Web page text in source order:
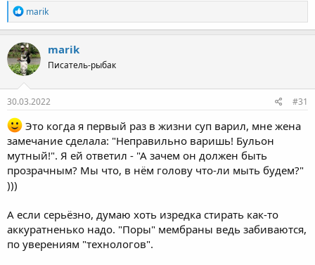
Р
е
а
к
ц
и
и
:
marik
marik
Писатель-рыбак
30.03.2022 #31
Это когда я первый раз в жизни суп варил, мне жена
замечание сделала: "Неправильно варишь! Бульон
мутный!". Я ей ответил - "А зачем он должен быть
прозрачным? Мы что, в нём голову что-ли мыть будем?"
)))
А если серьёзно, думаю хоть изредка стирать как-то
аккуратненько надо. "Поры" мембраны ведь забиваются,
по уверениям "технологов".